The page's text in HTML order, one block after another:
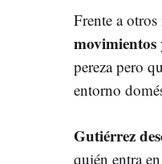
Frente a
movimientos
pereza pero
entorno
Gutiérrez
quién entra